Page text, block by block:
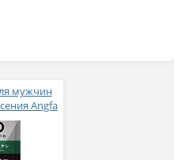
мужчин
Angfa
№ 30